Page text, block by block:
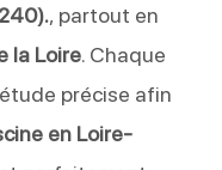
, partout en
la Loire. Chaque
précise afin
en Loire-